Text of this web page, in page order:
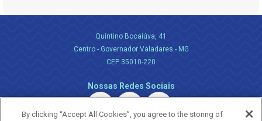
Quintino Bocaiúva, 41
Centro - Governador Valadares - MG
CEP 35010-220
Nossas Redes Sociais
By clicking “Accept All Cookies”, you agree to the storing of